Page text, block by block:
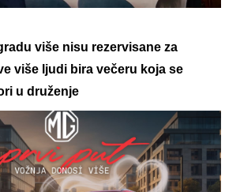
više nisu rezervisane za
više ljudi bira večeru koja se
u druženje